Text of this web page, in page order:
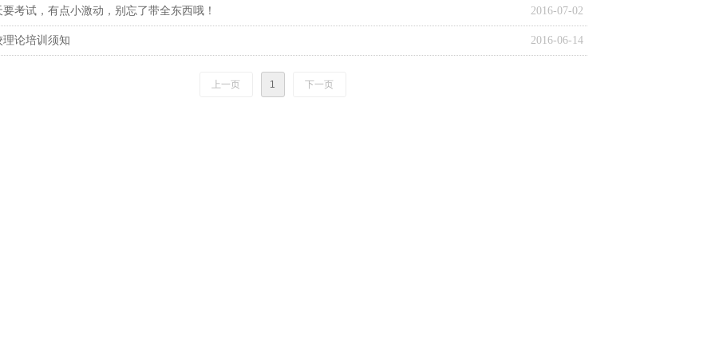
2016-07-02
要考试，有点小激动，别忘了带全东西哦！
2016-06-14
理论培训须知
上一页 1 下一页